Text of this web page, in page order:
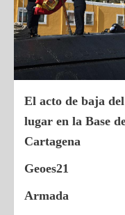
El acto de baja
lugar en la Base
Cartagena
Geoes21
Armada